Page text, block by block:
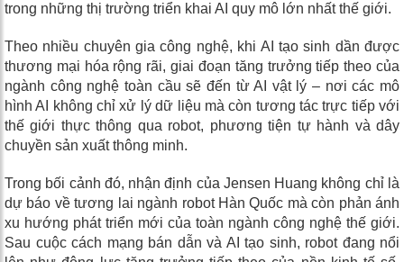
trong những thị trường triển khai AI quy mô lớn nhất thế giới.
Theo nhiều chuyên gia công nghệ, khi AI tạo sinh dần được
thương mại hóa rộng rãi, giai đoạn tăng trưởng tiếp theo của
ngành công nghệ toàn cầu sẽ đến từ AI vật lý – nơi các mô
hình AI không chỉ xử lý dữ liệu mà còn tương tác trực tiếp với
thế giới thực thông qua robot, phương tiện tự hành và dây
chuyền sản xuất thông minh.
Trong bối cảnh đó, nhận định của Jensen Huang không chỉ là
dự báo về tương lai ngành robot Hàn Quốc mà còn phản ánh
xu hướng phát triển mới của toàn ngành công nghệ thế giới.
Sau cuộc cách mạng bán dẫn và AI tạo sinh, robot đang nổi